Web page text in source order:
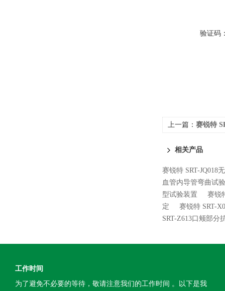
验证码
上一篇： 赛锐特
相关产品
赛锐特 SRT-JQ018
血管内导管弯曲试
型试验装置
赛锐
定
赛锐特 SRT-
SRT-Z613口颊部分
工作时间
为了避免不必要的等待，敬请注意我们的工作时间 。以下是我